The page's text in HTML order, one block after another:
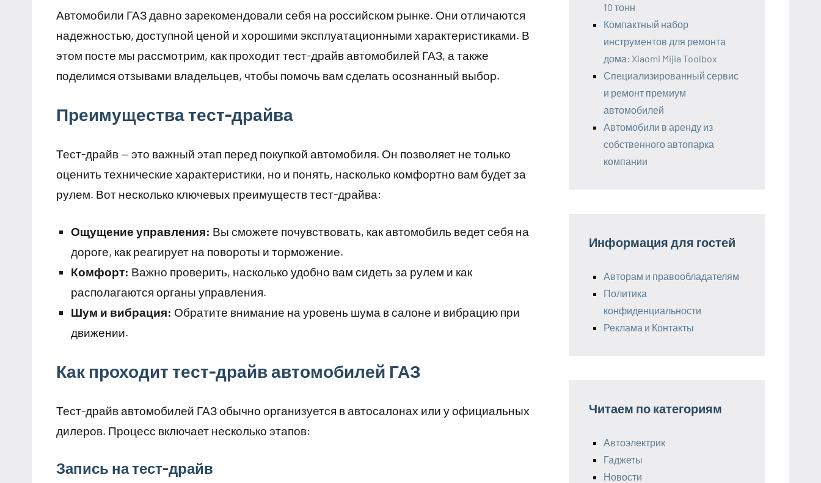
Автомобили ГАЗ давно зарекомендовали себя на российском рынке. Они отличаются
надежностью, доступной ценой и хорошими эксплуатационными характеристиками. В
этом посте мы рассмотрим, как проходит тест-драйв автомобилей ГАЗ, а также
поделимся отзывами владельцев, чтобы помочь вам сделать осознанный выбор.
Преимущества тест-драйва
Тест-драйв — это важный этап перед покупкой автомобиля. Он позволяет не только
оценить технические характеристики, но и понять, насколько комфортно вам будет за
рулем. Вот несколько ключевых преимуществ тест-драйва:
Ощущение управления: Вы сможете почувствовать, как автомобиль ведет себя на
дороге, как реагирует на повороты и торможение.
Комфорт: Важно проверить, насколько удобно вам сидеть за рулем и как
располагаются органы управления.
Шум и вибрация: Обратите внимание на уровень шума в салоне и вибрацию при
движении.
Как проходит тест-драйв автомобилей ГАЗ
Тест-драйв автомобилей ГАЗ обычно организуется в автосалонах или у официальных
дилеров. Процесс включает несколько этапов:
Запись на тест-драйв
10 тонн
Компактный набор
инструментов для ремонта
дома: Xiaomi Mijia Toolbox
Специализированный сервис
и ремонт премиум
автомобилей
Автомобили в аренду из
собственного автопарка
компании
Информация для гостей
Авторам и правообладателям
Политика
конфиденциальности
Реклама и Контакты
Читаем по категориям
Автоэлектрик
Гаджеты
Новости